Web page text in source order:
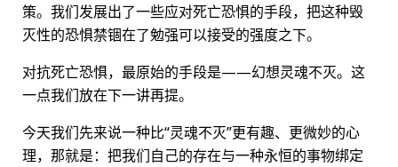
策。我们发展出了一些应对死亡恐惧的手段，把这种毁
灭性的恐惧禁锢在了勉强可以接受的强度之下。
对抗死亡恐惧，最原始的手段是——幻想灵魂不灭。这
一点我们放在下一讲再提。
今天我们先来说一种比“灵魂不灭”更有趣、更微妙的心
理，那就是：把我们自己的存在与一种永恒的事物绑定